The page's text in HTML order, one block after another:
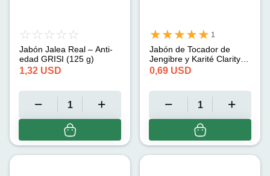
Jabón Jalea Real – Anti-
edad GRISI (125 g)
1,32 USD
1
Jabón de Tocador de
Jengibre y Karité Clarity
(125 g)
0,69 USD